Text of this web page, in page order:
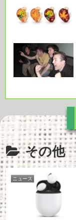
その他
ニュース